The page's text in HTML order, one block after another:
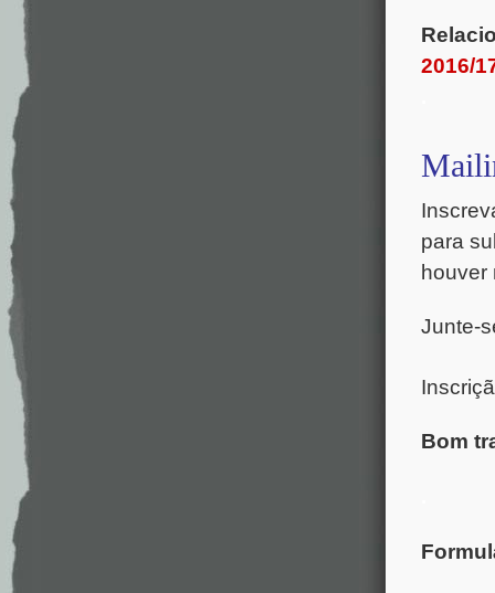
2016/
para
houver
Junte-
Bom